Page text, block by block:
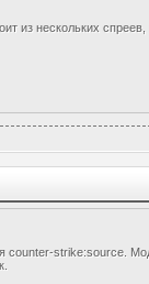
из нескольких
counter-strike:source.